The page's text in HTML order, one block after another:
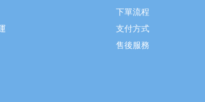
下單流程
支付方式
售後服務